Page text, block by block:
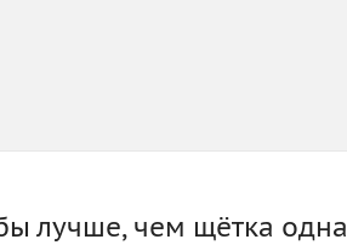
лучше, чем щётка одна